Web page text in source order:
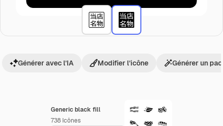
Generic black fill
738 Icônes
Générer avec l’IA Modifier l’icône Générer un